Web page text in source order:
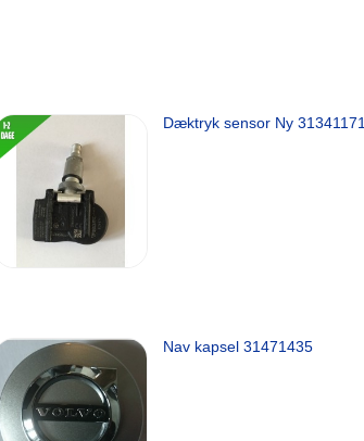
Dæktryk sensor Ny 31341171
Nav kapsel 31471435